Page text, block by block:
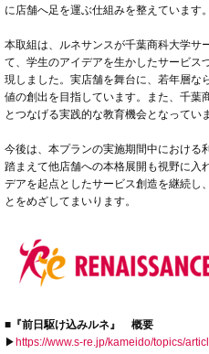
に店舗へ足を運ぶ仕組みを整えています。
本取組は、ルネサンスが千葉商科大学サ
て、学生のアイデアを生かしたサービス
現しました。実店舗を舞台に、若年層な
値の創出を目指しています。また、千葉
とつなげる実践的な教育機会となってい
今後は、本プランの実施期間中における
踏まえて他店舗への本格展開も視野に入
デアを起点としたサービス創造を継続し
とをめざしてまいります。
■『前日駆け込みルネ』 概要
▶ https://www.s-re.jp/kameido/topics/